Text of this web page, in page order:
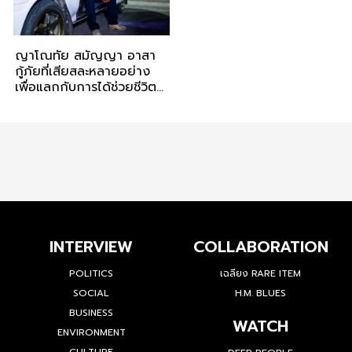
ญาโณทัย สมัญญา อาสา
กู้ภัยที่เสียสละหลายอย่าง
เพื่อแลกกับการได้ช่วยชีวิต
INTERVIEW
POLITICS
SOCIAL
BUSINESS
ENVIRONMENT
COLLABORATION
เฉลียง RARE ITEM
H.M. BLUES
WATCH